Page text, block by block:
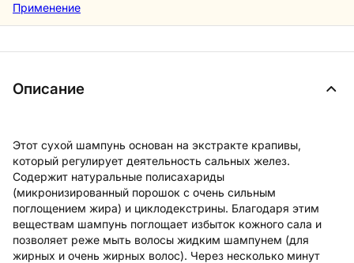
Применение
Описание
Этот сухой шампунь основан на экстракте крапивы,
который регулирует деятельность сальных желез.
Содержит натуральные полисахариды
(микронизированный порошок с очень сильным
поглощением жира) и циклодекстрины. Благодаря этим
веществам шампунь поглощает избыток кожного сала и
позволяет реже мыть волосы жидким шампунем (для
жирных и очень жирных волос). Через несколько минут